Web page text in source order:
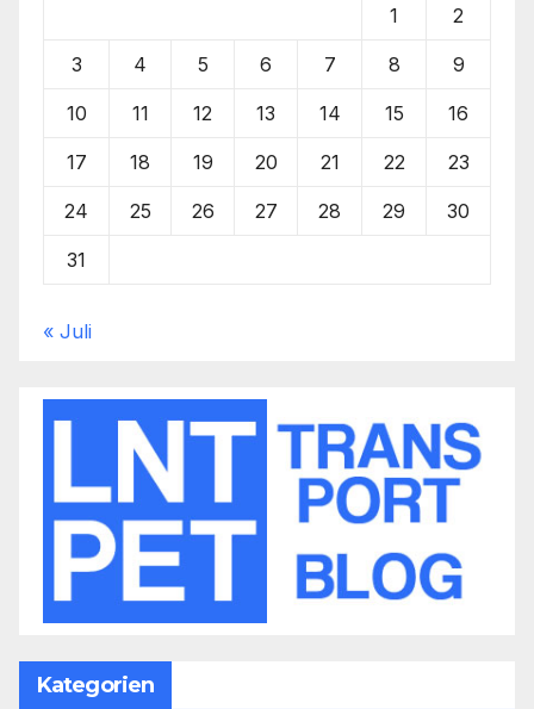
1 2
3 4 5 6 7 8 9
10 11 12 13 14 15 16
17 18 19 20 21 22 23
24 25 26 27 28 29 30
31
« Juli
Kategorien